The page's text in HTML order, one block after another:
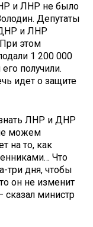
и ЛНР не было
Депутаты
ДНР и ЛНР
При этом
1 200 000
получили.
идет о защите
ЛНР и ДНР
можем
на то, как
Что
три дня, чтобы
он не изменит
министр